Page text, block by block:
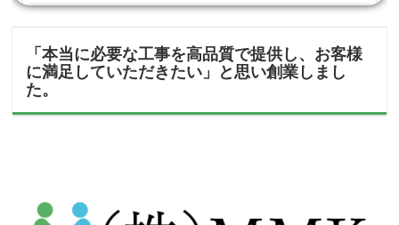
「本当に必要な工事を高品質で提供し、お客様
に満足していただきたい」と思い創業しまし
た。